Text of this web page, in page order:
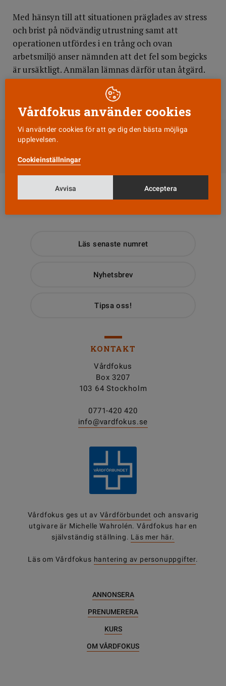
Med hänsyn till att situationen präglades av stress
och brist på nödvändig utrustning samt att
operationen utfördes i en trång och ovan
arbetsmiljö anser nämnden att det fel som begicks
är ursäktligt. Anmälan lämnas därför utan åtgärd.
Beslutet har vunnit laga kraft (HSAN 3056/01:b6).
Läs senaste numret
Nyhetsbrev
Tipsa oss!
KONTAKT
Vårdfokus
Box 3207
103 64 Stockholm
0771-420 420
info@vardfokus.se
Vårdfokus ges ut av Vårdförbundet och ansvarig
utgivare är Michelle Wahrolén. Vårdfokus har en
självständig ställning. Läs mer här.
Läs om Vårdfokus hantering av personuppgifter.
ANNONSERA
PRENUMERERA
KURS
OM VÅRDFOKUS
Vårdfokus använder cookies
Vi använder cookies för att ge dig den bästa möjliga
upplevelsen.
Cookieinställningar
Avvisa Acceptera